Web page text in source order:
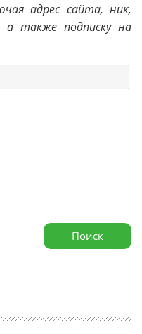
адрес сайта, ник,
также подписку на
Поиск